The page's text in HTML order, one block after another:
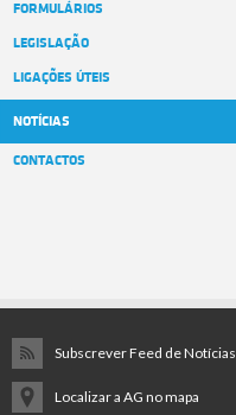
FORMULÁRIOS
LEGISLAÇÃO
LIGAÇÕES ÚTEIS
NOTÍCIAS
CONTACTOS
Subscrever Feed de Notícias
Localizar a AG no mapa